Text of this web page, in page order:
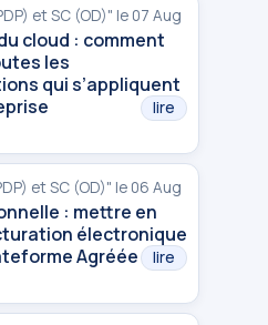
et SC (OD)" le 07 Aug
cloud : comment
les
qui s’appliquent
lire
et SC (OD)" le 06 Aug
: mettre en
électronique
Agréée
lire